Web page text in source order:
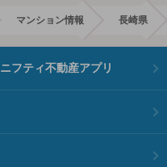
マンション情報 長崎県
ニフティ不動産アプリ